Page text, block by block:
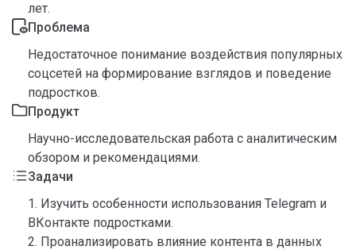
лет.
Проблема
Недостаточное понимание воздействия популярных
соцсетей на формирование взглядов и поведение
подростков.
Продукт
Научно-исследовательская работа с аналитическим
обзором и рекомендациями.
Задачи
1. Изучить особенности использования Telegram и
ВКонтакте подростками.
2. Проанализировать влияние контента в данных